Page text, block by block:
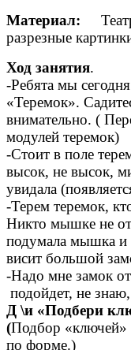
Материал:
разрезные
Ход занятия.
-Ребята мы
«Теремок».
внимательно. (
модулей теремок)
-Стоит в поле
высок, не высок,
увидала
-Терем теремок,
Никто мышке не
подумала мышка и
висит большой
-Надо мне замок
подойдет, не
Д \и «Подбери
(Подбор «ключей»
по форме.)